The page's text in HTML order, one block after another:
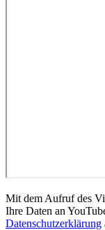
Mit dem Aufruf des
Ihre Daten an
Datenschutzerklärung